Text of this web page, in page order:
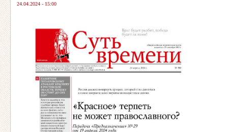
24.04.2024 - 15:00